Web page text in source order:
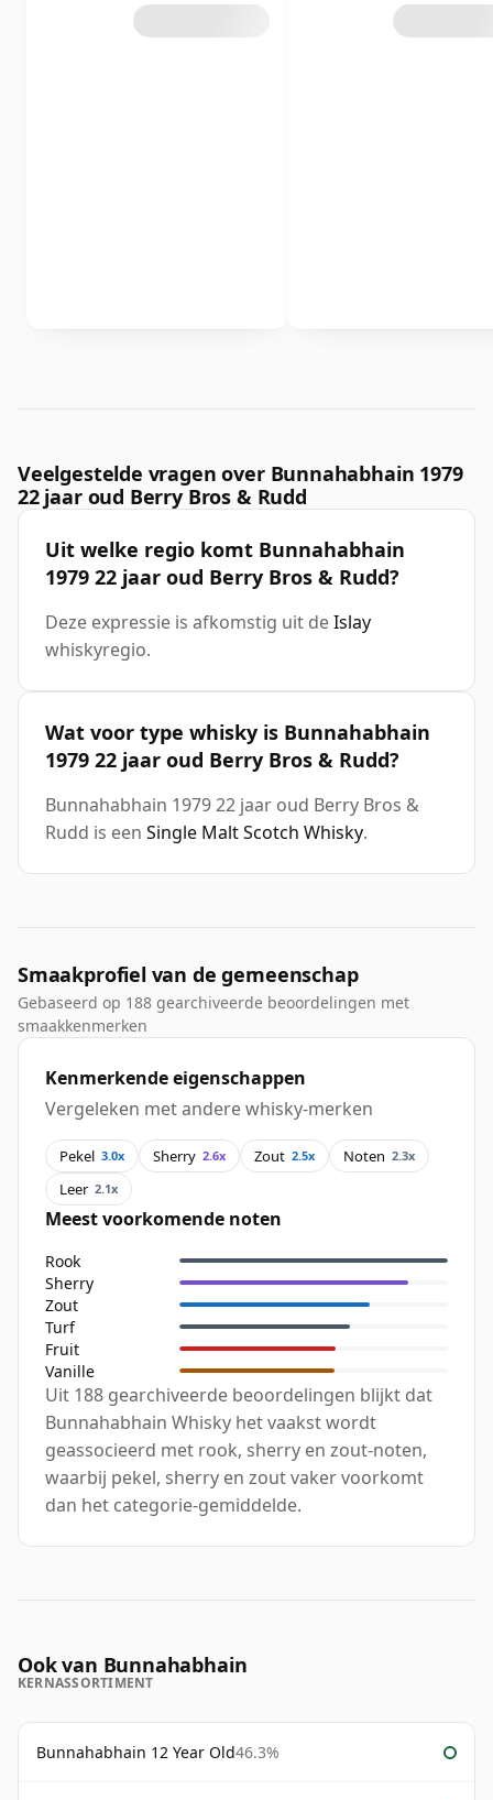
Veelgestelde vragen over Bunnahabhain 1979
22 jaar oud Berry Bros & Rudd
Uit welke regio komt Bunnahabhain
1979 22 jaar oud Berry Bros & Rudd?
Deze expressie is afkomstig uit deIslay
whiskyregio.
Wat voor type whisky is Bunnahabhain
1979 22 jaar oud Berry Bros & Rudd?
Bunnahabhain 1979 22 jaar oud Berry Bros &
Rudd is een Single Malt Scotch Whisky.
Smaakprofiel van de gemeenschap
Gebaseerd op 188 gearchiveerde beoordelingen met
smaakkenmerken
Kenmerkende eigenschappen
Vergeleken met andere whisky-merken
Pekel 3.0x Sherry 2.6x Zout 2.5x Noten 2.3x
Leer 2.1x
Meest voorkomende noten
Rook
Sherry
Zout
Turf
Fruit
Vanille
Uit 188 gearchiveerde beoordelingen blijkt dat
Bunnahabhain Whisky het vaakst wordt
geassocieerd met rook, sherry en zout-noten,
waarbij pekel, sherry en zout vaker voorkomt
dan het categorie-gemiddelde.
Ook van Bunnahabhain
KERNASSORTIMENT
Bunnahabhain 12 Year Old46.3%